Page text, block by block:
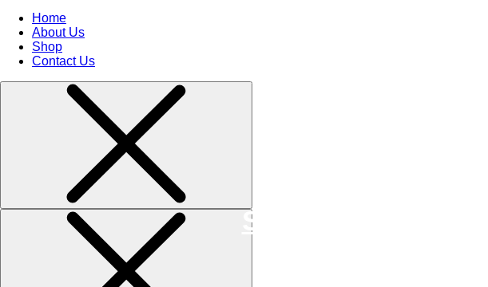
Scopri il nostro
Home
About Us
Shop
Contact Us